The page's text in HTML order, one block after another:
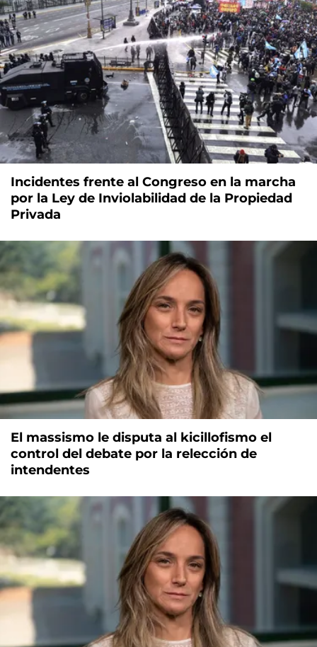
Incidentes frente al Congreso en la marcha
por la Ley de Inviolabilidad de la Propiedad
Privada
El massismo le disputa al kicillofismo el
control del debate por la relección de
intendentes